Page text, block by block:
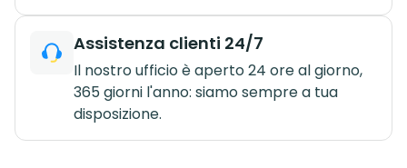
Assistenza clienti 24/7
Il nostro ufficio è aperto 24 ore al giorno,
365 giorni l'anno: siamo sempre a tua
disposizione.